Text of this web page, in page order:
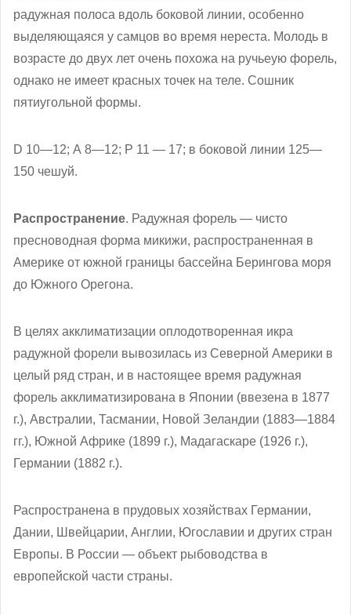
радужная полоса вдоль боковой линии, особенно
выделяющаяся у самцов во время нереста. Молодь в
возрасте до двух лет очень похожа на ручьеую форель,
однако не имеет красных точек на теле. Сошник
пятиугольной формы.
D 10—12; А 8—12; Р 11 — 17; в боковой линии 125—
150 чешуй.
Распространение. Радужная форель — чисто
пресноводная форма микижи, распространенная в
Америке от южной границы бассейна Берингова моря
до Южного Орегона.
В целях акклиматизации оплодотворенная икра
радужной форели вывозилась из Северной Америки в
целый ряд стран, и в настоящее время радужная
форель акклиматизирована в Японии (ввезена в 1877
г.), Австралии, Тасмании, Новой Зеландии (1883—1884
гг.), Южной Африке (1899 г.), Мадагаскаре (1926 г.),
Германии (1882 г.).
Распространена в прудовых хозяйствах Германии,
Дании, Швейцарии, Англии, Югославии и других стран
Европы. В России — объект рыбоводства в
европейской части страны.